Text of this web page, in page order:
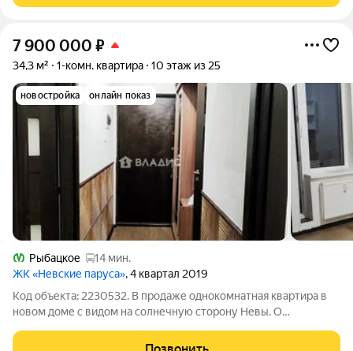
7 900 000 ₽
34,3 м² 1-комн. квартира 10 этаж из 25
новостройка онлайн показ
Рыбацкое
14 мин.
ЖК «Невские паруса», 4 квартал 2019
Код объекта: 2230532. В продаже однокомнатная квартира в
новом доме с видом на солнечную сторону Невы. О
-Кондиционер -Без обременений -Полная стоимость в